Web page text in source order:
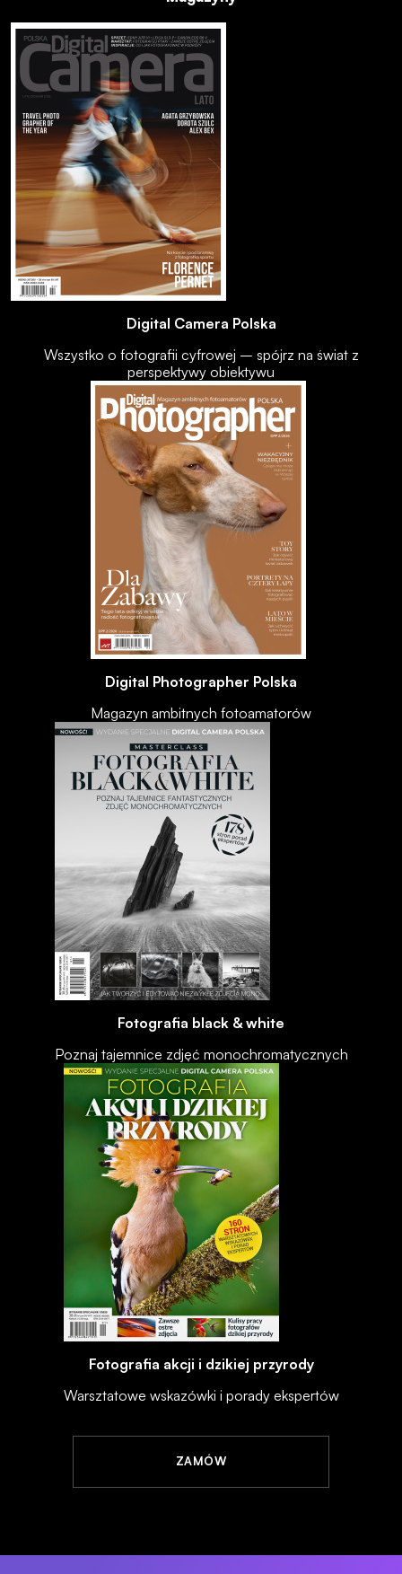
Digital Camera Polska
Wszystko o fotografii cyfrowej – spójrz na świat z
perspektywy obiektywu
Digital Photographer Polska
Magazyn ambitnych fotoamatorów
Fotografia black & white
Poznaj tajemnice zdjęć monochromatycznych
Fotografia akcji i dzikiej przyrody
Warsztatowe wskazówki i porady ekspertów
ZAMÓW